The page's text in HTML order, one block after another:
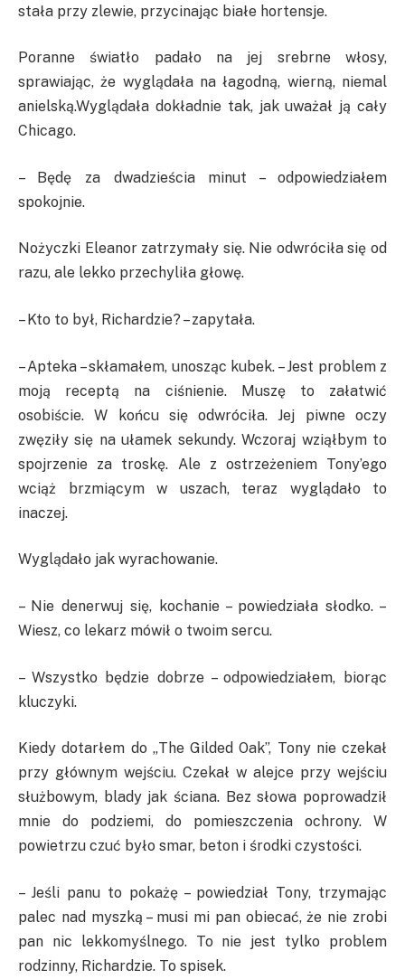
stała przy zlewie, przycinając białe hortensje.
Poranne światło padało na jej srebrne włosy,
sprawiając, że wyglądała na łagodną, wierną, niemal
anielską.Wyglądała dokładnie tak, jak uważał ją cały
Chicago.
– Będę za dwadzieścia minut – odpowiedziałem
spokojnie.
Nożyczki Eleanor zatrzymały się. Nie odwróciła się od
razu, ale lekko przechyliła głowę.
– Kto to był, Richardzie? – zapytała.
– Apteka – skłamałem, unosząc kubek. – Jest problem z
moją receptą na ciśnienie. Muszę to załatwić
osobiście. W końcu się odwróciła. Jej piwne oczy
zwęziły się na ułamek sekundy. Wczoraj wziąłbym to
spojrzenie za troskę. Ale z ostrzeżeniem Tony’ego
wciąż brzmiącym w uszach, teraz wyglądało to
inaczej.
Wyglądało jak wyrachowanie.
– Nie denerwuj się, kochanie – powiedziała słodko. –
Wiesz, co lekarz mówił o twoim sercu.
– Wszystko będzie dobrze – odpowiedziałem, biorąc
kluczyki.
Kiedy dotarłem do „The Gilded Oak”, Tony nie czekał
przy głównym wejściu. Czekał w alejce przy wejściu
służbowym, blady jak ściana. Bez słowa poprowadził
mnie do podziemi, do pomieszczenia ochrony. W
powietrzu czuć było smar, beton i środki czystości.
– Jeśli panu to pokażę – powiedział Tony, trzymając
palec nad myszką – musi mi pan obiecać, że nie zrobi
pan nic lekkomyślnego. To nie jest tylko problem
rodzinny, Richardzie. To spisek.